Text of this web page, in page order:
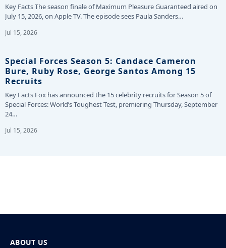
Key Facts The season finale of Maximum Pleasure Guaranteed aired on
July 15, 2026, on Apple TV. The episode sees Paula Sanders…
Jul 15, 2026
Special Forces Season 5: Candace Cameron
Bure, Ruby Rose, George Santos Among 15
Recruits
Key Facts Fox has announced the 15 celebrity recruits for Season 5 of
Special Forces: World’s Toughest Test, premiering Thursday, September
24…
Jul 15, 2026
ABOUT US